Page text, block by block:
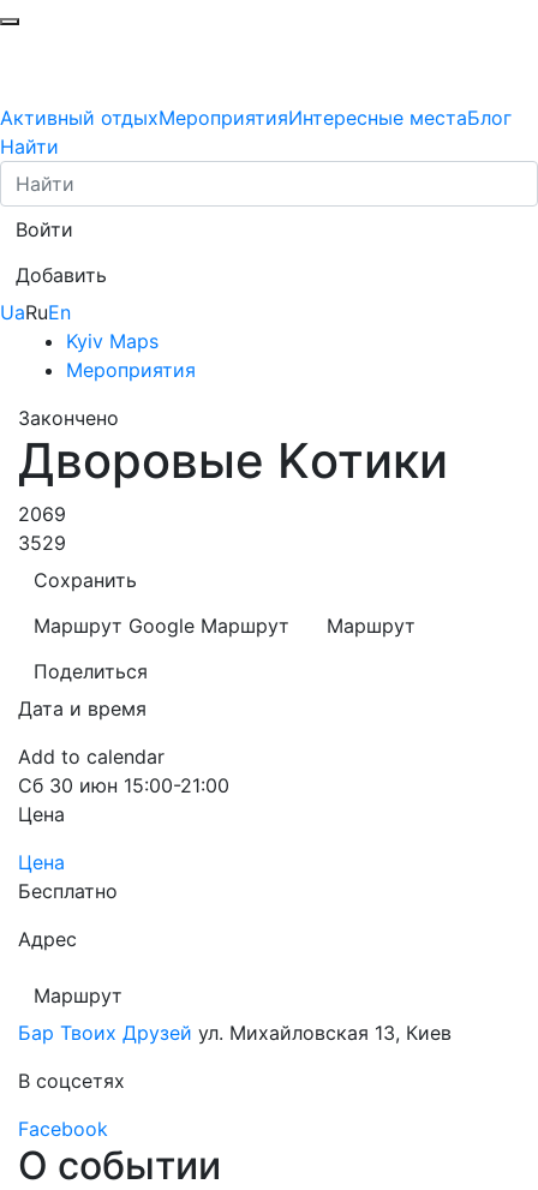
Активный отдыхМероприятияИнтересные местаБлог
Найти
Войти
Добавить
UaRuEn
Kyiv Maps
Мероприятия
Закончено
Дворовые Kотики
2069
3529
Сохранить
Маршрут Google Маршрут
Маршрут
Поделиться
Дата и время
Add to calendar
Сб 30 июн 15:00-21:00
Цена
Цена
Бесплатно
Адрес
Маршрут
Бар Твоих Друзей ул. Михайловская 13, Киев
В соцсетях
Facebook
О событии